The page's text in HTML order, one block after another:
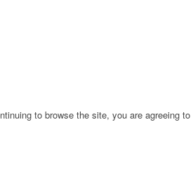
to browse the site, you are agreeing to